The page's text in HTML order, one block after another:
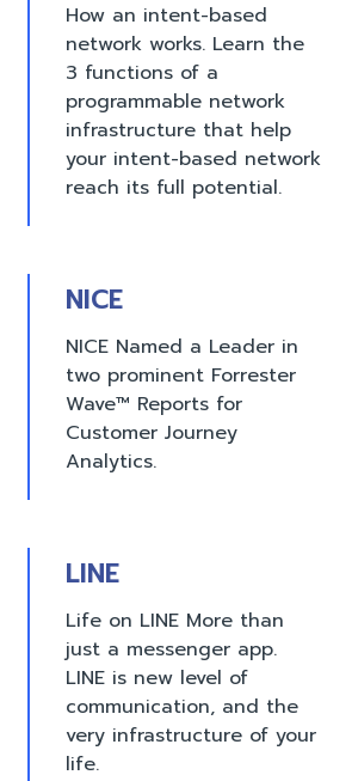
How an intent-based
network works. Learn the
3 functions of a
programmable network
infrastructure that help
your intent-based network
reach its full potential.
NICE
NICE Named a Leader in
two prominent Forrester
Wave™ Reports for
Customer Journey
Analytics.
LINE
Life on LINE More than
just a messenger app.
LINE is new level of
communication, and the
very infrastructure of your
life.